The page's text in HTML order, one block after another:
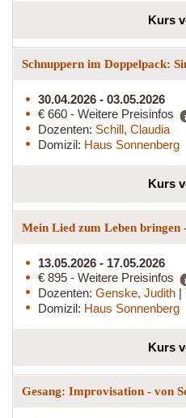
Kurs
Schnuppern im Doppelpack:
30.04.2026 - 03.05.2026
€ 660 - Weitere Preisinfos
Dozenten: Schill, Claudia
Domizil: Haus Sonnenberg
Kurs
Mein Lied zum Leben bringen
13.05.2026 - 17.05.2026
€ 895 - Weitere Preisinfos
Dozenten: Genske, Judith |
Domizil: Haus Sonnenberg
Kurs
Gesang: Improvisation - von